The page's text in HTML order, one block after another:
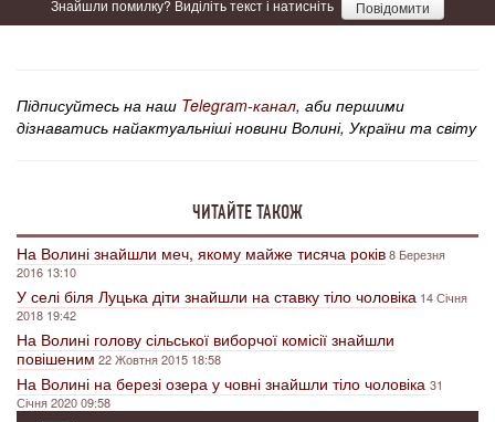
Знайшли помилку? Виділіть текст і натисніть Повідомити
Підписуйтесь на наш Telegram-канал, аби першими
дізнаватись найактуальніші новини Волині, України та світу
ЧИТАЙТЕ ТАКОЖ
На Волині знайшли меч, якому майже тисяча років8 Березня
2016 13:10
У селі біля Луцька діти знайшли на ставку тіло чоловіка 14 Січня
2018 19:42
На Волині голову сільської виборчої комісії знайшли
повішеним22 Жовтня 2015 18:58
На Волині на березі озера у човні знайшли тіло чоловіка 31
Січня 2020 09:58